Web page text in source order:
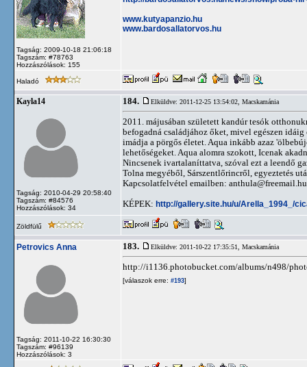
Tagság: 2009-10-18 21:06:18
Tagszám: #78763
Hozzászólások: 155
www.kutyapanzio.hu
www.bardosallatorvos.hu
Haladó
Kayla14
Tagság: 2010-04-29 20:58:40
Tagszám: #84576
Hozzászólások: 34
184. Elküldve: 2011-12-25 13:54:02, Macskamánia
2011. májusában született kandúr tesók
befogadná családjához őket, mivel egészen
imádja a pörgős életet. Aqua inkább azaz
lehetőségeket. Aqua alomra szokott, Icenak
Nincsenek ivartalaníttatva, szóval ezt a leendő
Tolna megyéből, Sárszentlőrincről, egyeztetés
Kapcsolatfelvétel emailben: anthula@freemail.hu
KÉPEK: http://gallery.site.hu/u/Arella_1994_/
Zöldfülű
Petrovics Anna
Tagság: 2011-10-22 16:30:30
Tagszám: #96139
Hozzászólások: 3
183. Elküldve: 2011-10-22 17:35:51, Macskamánia
http://i1136.photobucket.com/albums/n498/
[válaszok erre: #193]